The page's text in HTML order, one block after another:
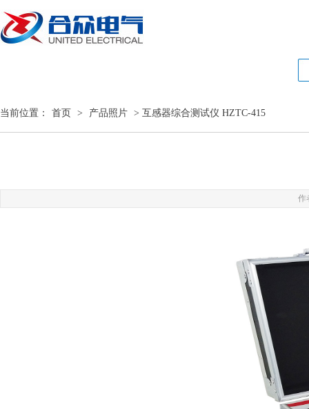
当前位置： 首页 > 产品照片 > 互感器综合测试仪 HZTC-415
作